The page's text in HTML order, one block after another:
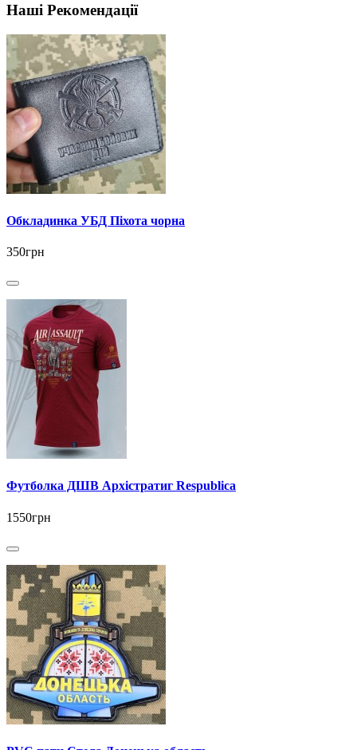
Наші Рекомендації
Обкладинка УБД Піхота чорна
350грн
Футболка ДШВ Архістратиг Respublica
1550грн